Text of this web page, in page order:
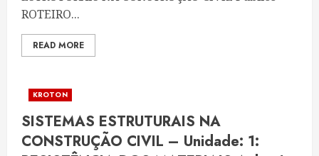
ROTEIRO...
READ MORE
KROTON
SISTEMAS ESTRUTURAIS NA
CONSTRUÇÃO CIVIL – Unidade: 1: